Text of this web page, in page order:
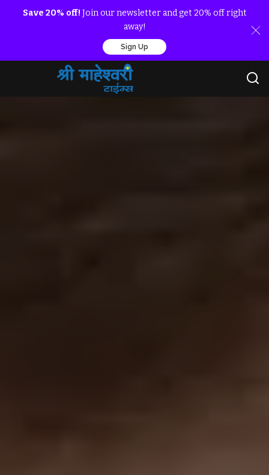
Save 20% off! Join our newsletter and get 20% off right
away!
Sign Up